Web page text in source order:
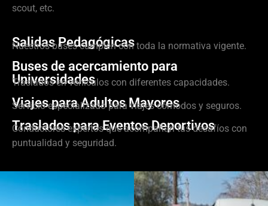
scout, etc.
Salidas Pedagógicas
Nuestros buses cumplen con toda la normativa vigente.
Buses de acercamiento para
Universidades
Traslados en vehículos con diferentes capacidades.
Viajes para Adultos Mayores
Servicio especializado para viajes cómodos y seguros.
Traslados para Eventos Deportivos
Conductores expertos que acompañan tus desafíos con
puntualidad y seguridad.